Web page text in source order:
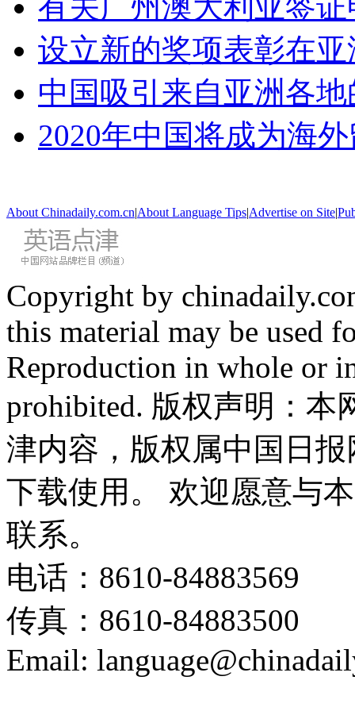
有关广州澳大利亚签
设立新的奖项表彰在
中国吸引来自亚洲各
2020年中国将成为海
About Chinadaily.com.cn|About Language Tips|Advertise on Site|
Copyright by
this material may be used
Reproduction in whole or
prohibited. 版权声明：
津内容，版权属中国日
下载使用。 欢迎愿意与
联系。
电话：8610-84883569
传真：8610-84883500
Email: